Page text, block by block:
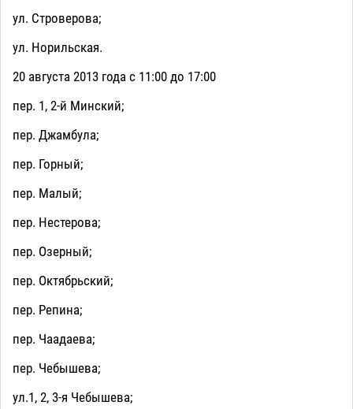
ул. Строверова;
ул. Норильская.
20 августа 2013 года с 11:00 до 17:00
пер. 1, 2-й Минский;
пер. Джамбула;
пер. Горный;
пер. Малый;
пер. Нестерова;
пер. Озерный;
пер. Октябрьский;
пер. Репина;
пер. Чаадаева;
пер. Чебышева;
ул.1, 2, 3-я Чебышева;